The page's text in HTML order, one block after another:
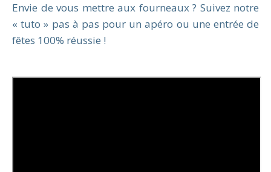
Envie de vous mettre aux fourneaux ? Suivez notre
« tuto » pas à pas pour un apéro ou une entrée de
fêtes 100% réussie !